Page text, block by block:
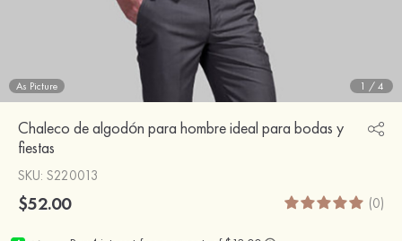
As Picture 1 /4
Chaleco de algodón para hombre ideal para bodas y
fiestas
SKU: S220013
$52.00 (0)